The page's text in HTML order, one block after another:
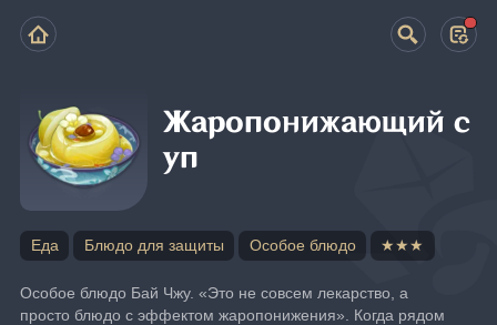
Жаропонижающий с
уп
Еда Блюдо для защиты Особое блюдо ★★★
Особое блюдо Бай Чжу. «Это не совсем лекарство, а
просто блюдо с эффектом жаропонижения». Когда рядом